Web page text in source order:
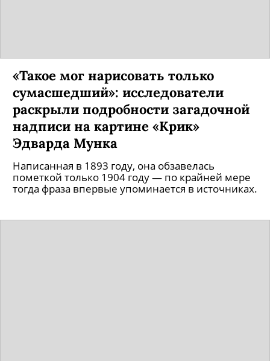
«Такое мог нарисовать только
сумасшедший»: исследователи
раскрыли подробности загадочной
надписи на картине «Крик»
Эдварда Мунка
Написанная в 1893 году, она обзавелась
пометкой только 1904 году — по крайней мере
тогда фраза впервые упоминается в источниках.